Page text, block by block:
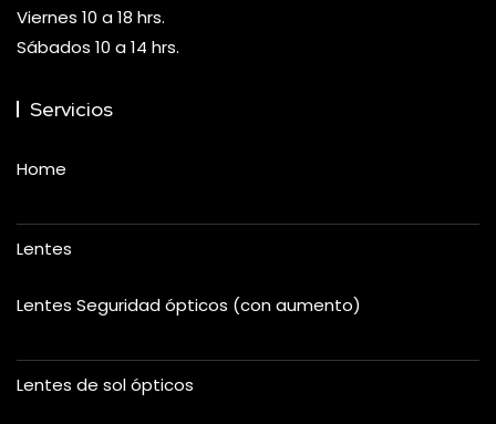
Viernes 10 a 18 hrs.
Sábados 10 a 14 hrs.
Servicios
Home
Lentes
Lentes Seguridad ópticos (con aumento)
Lentes de sol ópticos